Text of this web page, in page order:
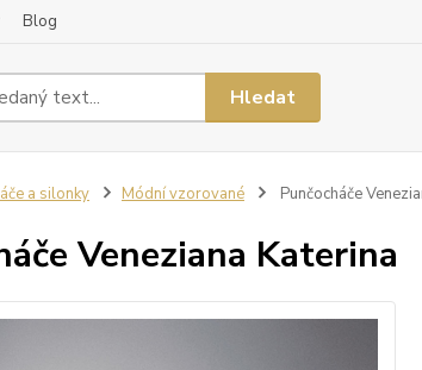
Blog
Hledat
a silonky Módní vzorované Punčocháče
Veneziana Katerina